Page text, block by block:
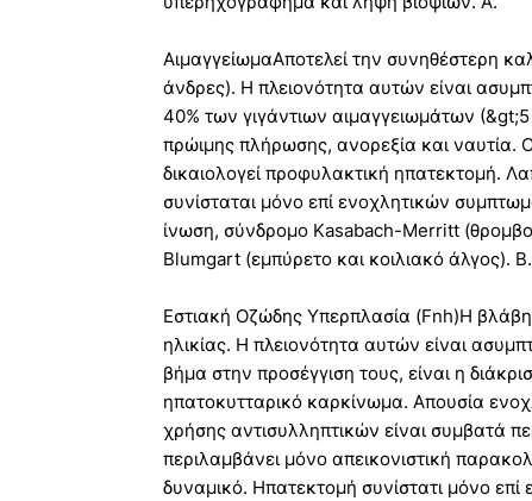
ΑιμαγγείωμαΑποτελεί την συνηθέστερη
άνδρες). Η πλειονότητα αυτών είναι
40% των γιγάντιων αιμαγγειωμάτων
πρώιμης πλήρωσης, ανορεξία και ναυτία.
δικαιολογεί προφυλακτική ηπατεκτομή.
συνίσταται μόνο επί ενοχλητικών
ίνωση, σύνδρομο Kasabach-Merritt
Blumgart (εμπύρετο και κοιλιακό άλγος). Β.
Εστιακή Οζώδης Υπερπλασία (Fnh)Η
ηλικίας. Η πλειονότητα αυτών είναι
βήμα στην προσέγγιση τους, είναι η
ηπατοκυτταρικό καρκίνωμα. Απουσία
χρήσης αντισυλληπτικών είναι συμβατά
περιλαμβάνει μόνο απεικονιστική
δυναμικό. Ηπατεκτομή συνίστατι μόνο